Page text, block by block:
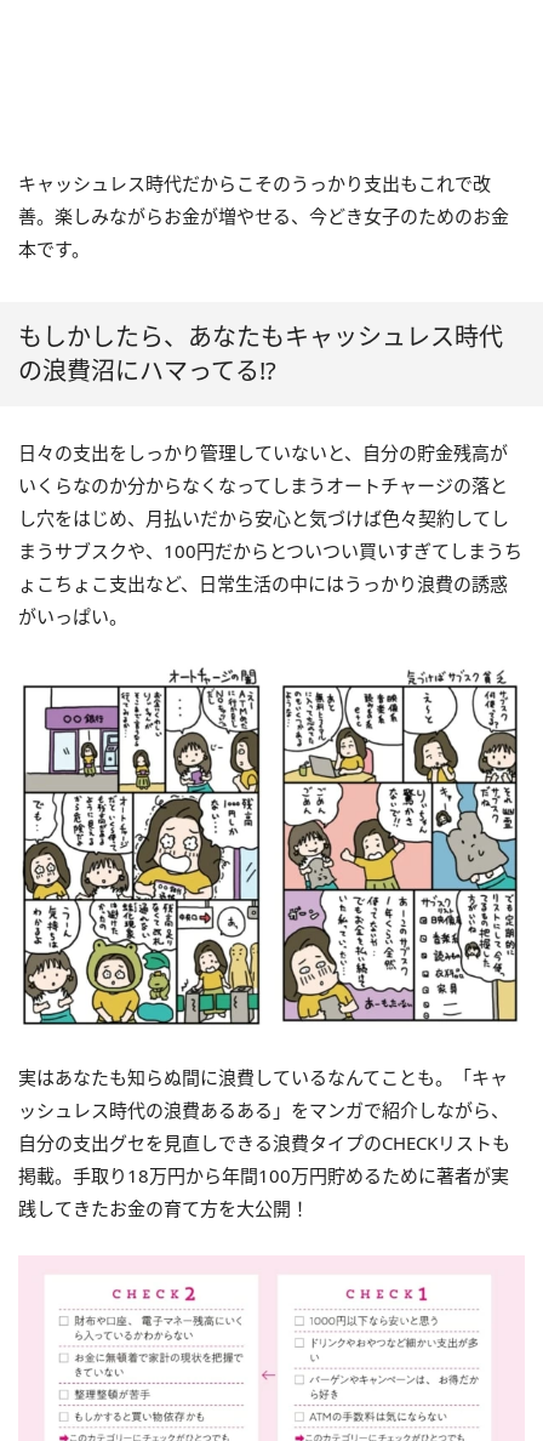
キャッシュレス時代だからこそのうっかり支出もこれで改
善。楽しみながらお金が増やせる、今どき女子のためのお金
本です。
もしかしたら、あなたもキャッシュレス時代
の浪費沼にハマってる!?
日々の支出をしっかり管理していないと、自分の貯金残高が
いくらなのか分からなくなってしまうオートチャージの落と
し穴をはじめ、月払いだから安心と気づけば色々契約してし
まうサブスクや、100円だからとついつい買いすぎてしまうち
ょこちょこ支出など、日常生活の中にはうっかり浪費の誘惑
がいっぱい。
実はあなたも知らぬ間に浪費しているなんてことも。「キャ
ッシュレス時代の浪費あるある」をマンガで紹介しながら、
自分の支出グセを見直しできる浪費タイプのCHECKリストも
掲載。手取り18万円から年間100万円貯めるために著者が実
践してきたお金の育て方を大公開！